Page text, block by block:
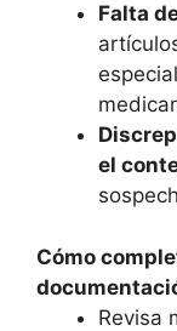
Falta
el
Cómo
Revisa